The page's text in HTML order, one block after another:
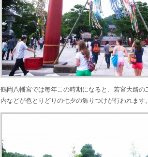
鶴岡八幡宮では毎年この時期になると、若宮大路の
内などが色とりどりの七夕の飾りつけが行われます。